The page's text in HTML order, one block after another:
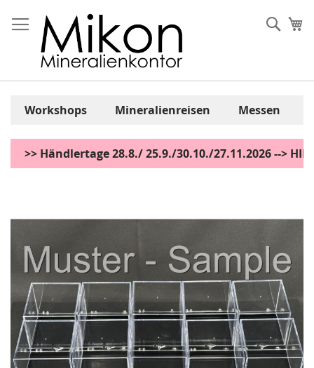
Inhalt
springen
Workshops Mineralienreisen Messen
>> Händlertage 28.8./ 25.9./30.10./27.11.2026 -->
der
springen